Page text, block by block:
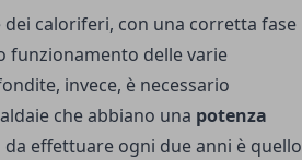
caloriferi, con una corretta fase
funzionamento delle varie
invece, è necessario
che abbiano una potenza
effettuare ogni due anni è quello